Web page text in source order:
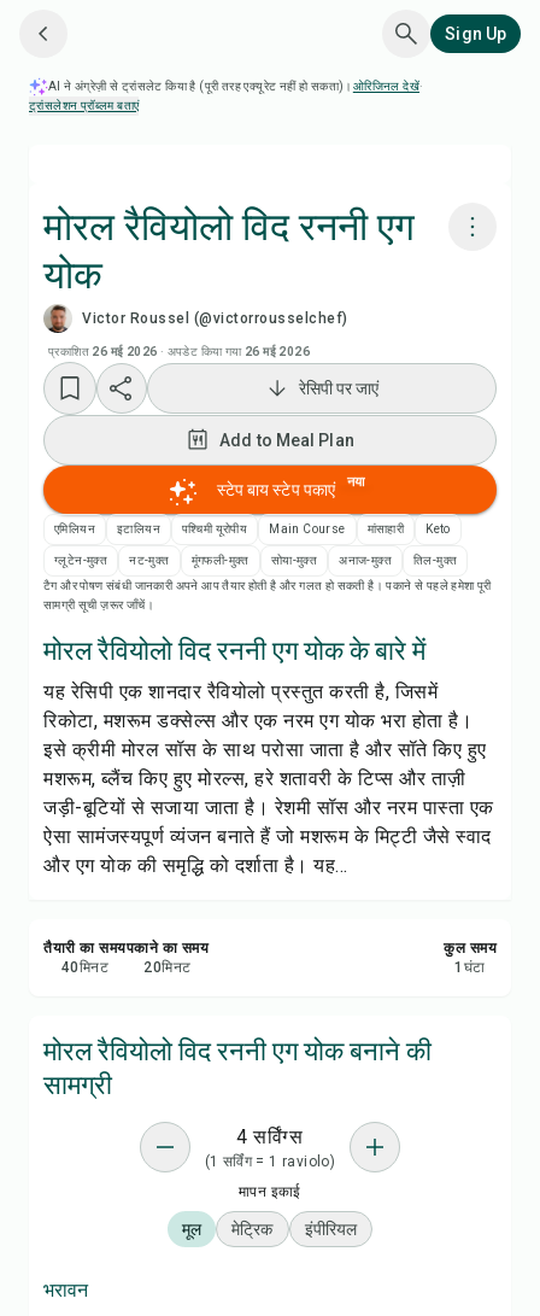
Sign Up
AI ने अंग्रेज़ी से ट्रांसलेट किया है (पूरी तरह एक्यूरेट नहीं हो सकता)। ओरिजिनल देखें·
ट्रांसलेशन प्रॉब्लम बताएं
मोरल रैवियोलो विद रननी एग
योक
Victor Roussel (@victorrousselchef)
प्रकाशित 26 मई 2026 · अपडेट किया गया 26 मई 2026
रेसिपी वीडियो देखें
Add to Meal Plan
Add to Shopping List
रिपोर्ट करें
रेसिपी पर जाएं
Add to Meal Plan
स्टेप बाय स्टेप पकाएं नया
एमिलियन इटालियन पश्चिमी यूरोपीय Main Course मांसाहारी Keto
ग्लूटेन-मुक्त नट-मुक्त मूंगफली-मुक्त सोया-मुक्त अनाज-मुक्त
तिल-मुक्त
टैग और पोषण संबंधी जानकारी अपने आप तैयार होती है और गलत हो सकती है। पकाने से पहले हमेशा पूरी
सामग्री सूची ज़रूर जाँचें।
मोरल रैवियोलो विद रननी एग योक के बारे में
यह रेसिपी एक शानदार रैवियोलो प्रस्तुत करती है, जिसमें
रिकोटा, मशरूम डक्सेल्स और एक नरम एग योक भरा होता है।
इसे क्रीमी मोरल सॉस के साथ परोसा जाता है और सॉते किए हुए
मशरूम, ब्लैंच किए हुए मोरल्स, हरे शतावरी के टिप्स और ताज़ी
जड़ी-बूटियों से सजाया जाता है। रेशमी सॉस और नरम पास्ता एक
ऐसा सामंजस्यपूर्ण व्यंजन बनाते हैं जो मशरूम के मिट्टी जैसे स्वाद
और एग योक की समृद्धि को दर्शाता है। यह...
तैयारी का समय
40मिनट
पकाने का समय
20मिनट
कुल समय
1 घंटा
मोरल रैवियोलो विद रननी एग योक बनाने की
सामग्री
4 सर्विंग्स
(1 सर्विंग = 1 raviolo)
मापन इकाई
मूल मेट्रिक इंपीरियल
भरावन